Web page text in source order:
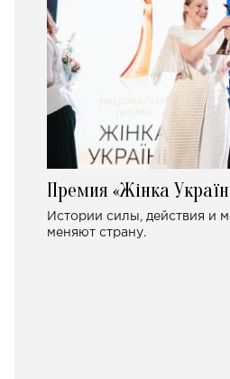
Премия «Жінка
Истории силы, действия и
меняют страну.